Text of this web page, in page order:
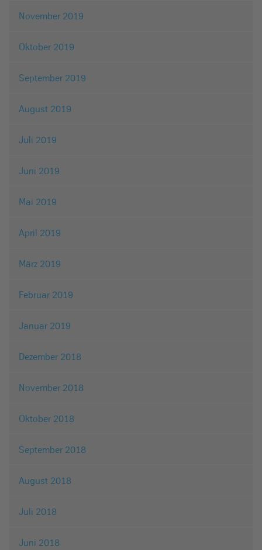
November 2019
Oktober 2019
September 2019
August 2019
Juli 2019
Juni 2019
Mai 2019
April 2019
März 2019
Februar 2019
Januar 2019
Dezember 2018
November 2018
Oktober 2018
September 2018
August 2018
Juli 2018
Juni 2018